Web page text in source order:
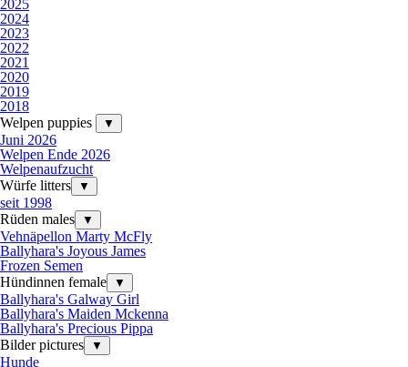
2025
2024
2023
2022
2021
2020
2019
2018
Welpen puppies
▼
Juni 2026
Welpen Ende 2026
Welpenaufzucht
Würfe litters
▼
seit 1998
Rüden males
▼
Vehnäpellon Marty McFly
Ballyhara's Joyous James
Frozen Semen
Hündinnen female
▼
Ballyhara's Galway Girl
Ballyhara's Maiden Mckenna
Ballyhara's Precious Pippa
Bilder pictures
▼
Hunde